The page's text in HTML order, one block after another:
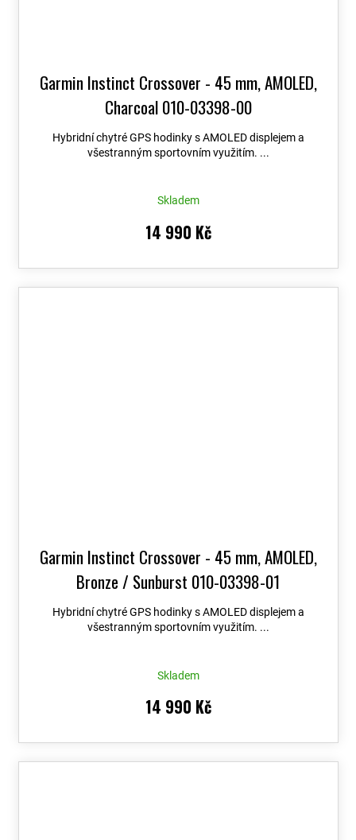
Garmin Instinct Crossover - 45 mm, AMOLED,
Charcoal 010-03398-00
Hybridní chytré GPS hodinky s AMOLED displejem a
všestranným sportovním využitím. ...
Skladem
14 990 Kč
Garmin Instinct Crossover - 45 mm, AMOLED,
Bronze / Sunburst 010-03398-01
Hybridní chytré GPS hodinky s AMOLED displejem a
všestranným sportovním využitím. ...
Skladem
14 990 Kč